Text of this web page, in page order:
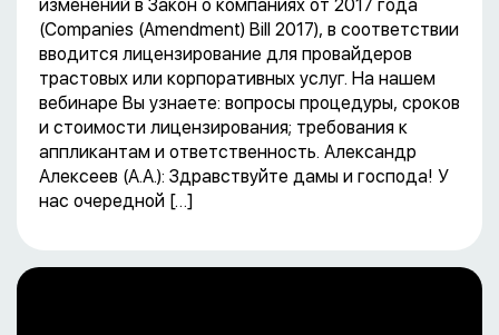
изменений в Закон о компаниях от 2017 года
(Companies (Amendment) Bill 2017), в соответствии
вводится лицензирование для провайдеров
трастовых или корпоративных услуг. На нашем
вебинаре Вы узнаете: вопросы процедуры, сроков
и стоимости лицензирования; требования к
аппликантам и ответственность. Александр
Алексеев (А.А.): Здравствуйте дамы и господа! У
нас очередной […]